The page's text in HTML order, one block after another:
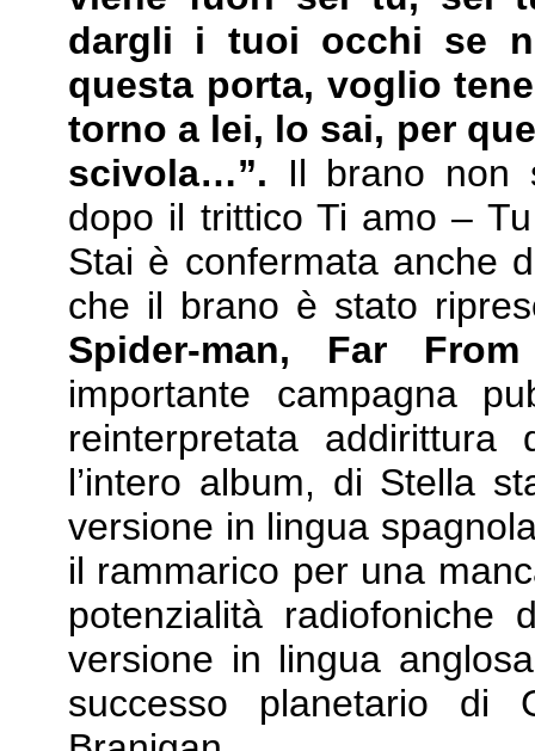
dargli i tuoi occhi se
questa porta, voglio
torno a lei, lo sai, per
scivola…”. Il brano non
dopo il trittico Ti amo –
Stai è confermata anche
che il brano è stato
Spider-man, Far
importante campagna
reinterpretata
l’intero album, di Stella
versione in lingua
il rammarico per una
potenzialità
versione in lingua
successo planetario di